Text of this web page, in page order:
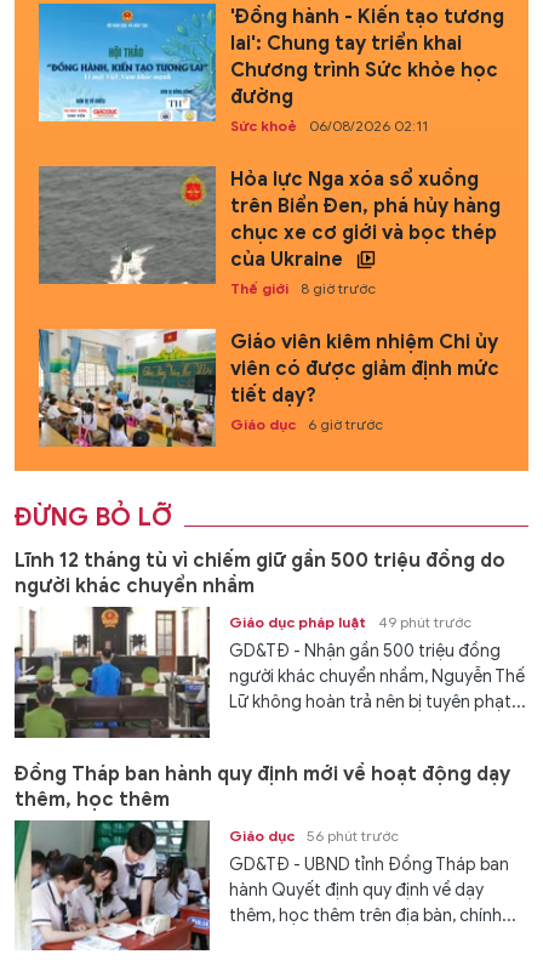
'Đồng hành - Kiến tạo tương
lai': Chung tay triển khai
Chương trình Sức khỏe học
đường
Sức khoẻ 06/08/2026 02:11
Hỏa lực Nga xóa sổ xuồng
trên Biển Đen, phá hủy hàng
chục xe cơ giới và bọc thép
của Ukraine
Thế giới 8 giờ trước
Giáo viên kiêm nhiệm Chi ủy
viên có được giảm định mức
tiết dạy?
Giáo dục 6 giờ trước
ĐỪNG BỎ LỠ
Lĩnh 12 tháng tù vì chiếm giữ gần 500 triệu đồng do
người khác chuyển nhầm
Giáo dục pháp luật 49 phút trước
GD&TĐ - Nhận gần 500 triệu đồng
người khác chuyển nhầm, Nguyễn Thế
Lữ không hoàn trả nên bị tuyên phạt...
Đồng Tháp ban hành quy định mới về hoạt động dạy
thêm, học thêm
Giáo dục 56 phút trước
GD&TĐ - UBND tỉnh Đồng Tháp ban
hành Quyết định quy định về dạy
thêm, học thêm trên địa bàn, chính...